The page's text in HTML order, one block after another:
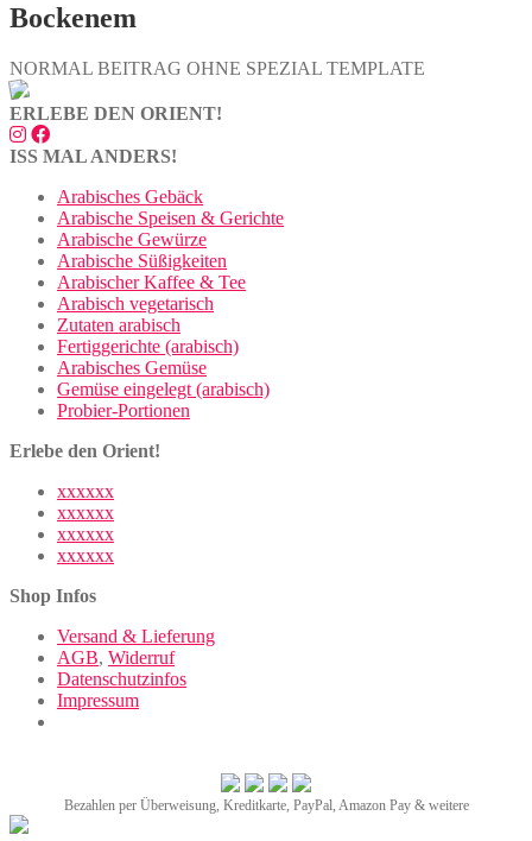
Bockenem
NORMAL BEITRAG OHNE SPEZIAL TEMPLATE
ERLEBE DEN ORIENT!
ISS MAL ANDERS!
Arabisches Gebäck
Arabische Speisen & Gerichte
Arabische Gewürze
Arabische Süßigkeiten
Arabischer Kaffee & Tee
Arabisch vegetarisch
Zutaten arabisch
Fertiggerichte (arabisch)
Arabisches Gemüse
Gemüse eingelegt (arabisch)
Probier-Portionen
Erlebe den Orient!
xxxxxx
xxxxxx
xxxxxx
xxxxxx
Shop Infos
Versand & Lieferung
AGB, Widerruf
Datenschutzinfos
Impressum